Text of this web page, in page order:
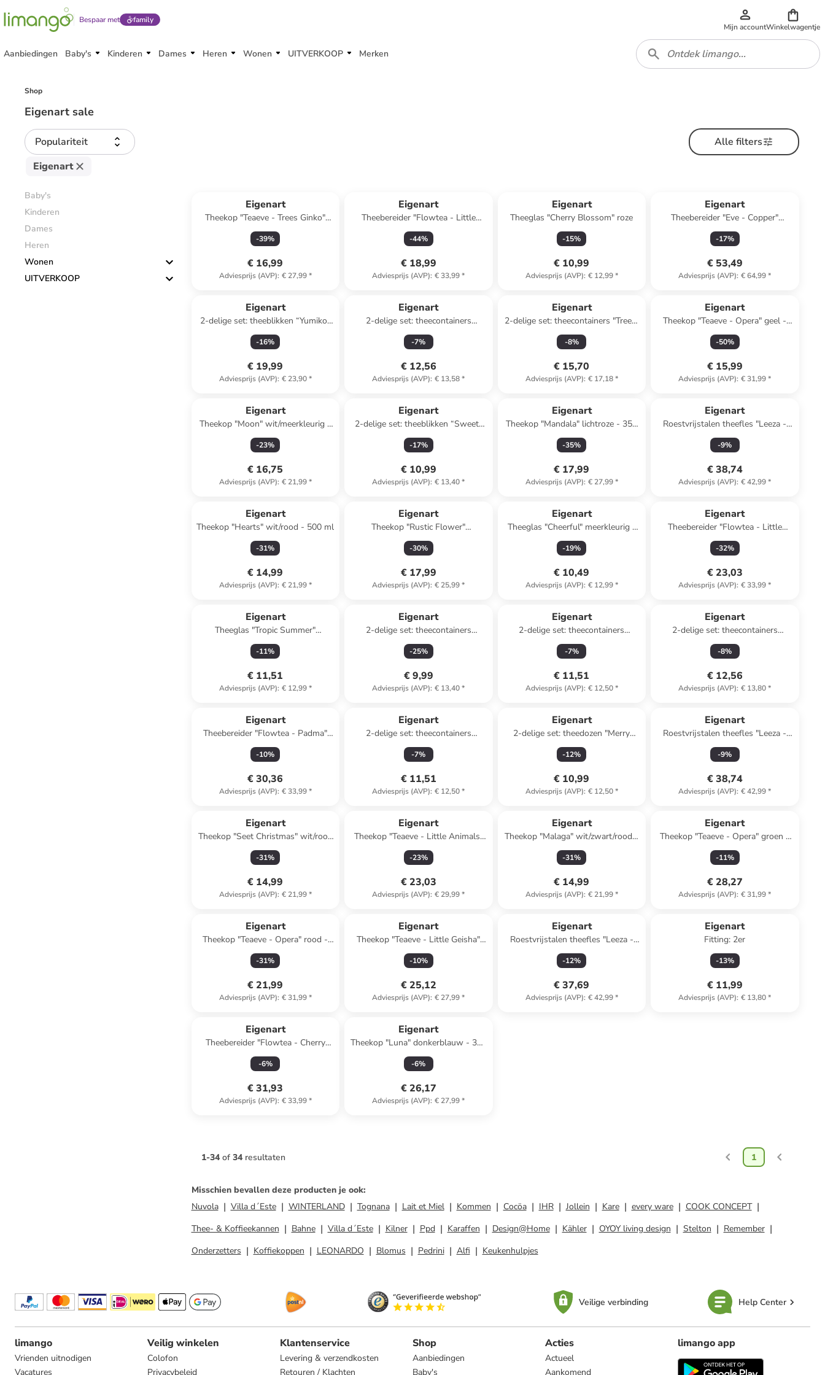
Bespaar met family
Mijn accountWinkelwagentje
Aanbiedingen Baby's Kinderen Dames Heren Wonen UITVERKOOP Merken
Shop
Eigenart sale
Populariteit
Alle filters
Eigenart
Baby's
Kinderen
Dames
Heren
Wonen
UITVERKOOP
Eigenart
Theekop "Teaeve - Trees Ginko"
groen/wit - 350 ml
-39%
€ 16,99
Adviesprijs (AVP): € 27,99*
Eigenart
Theebereider "Flowtea - Little
Geisha" meerkleurig - 350 ml
-44%
€ 18,99
Adviesprijs (AVP): € 33,99*
Eigenart
Theeglas "Cherry Blossom" roze
-15%
€ 10,99
Adviesprijs (AVP): € 12,99*
Eigenart
Theebereider "Eve - Copper"
paars/koperkleurig - 1,25 l
-17%
€ 53,49
Adviesprijs (AVP): € 64,99*
Eigenart
2-delige set: theeblikken “Yumiko”
bruin/goudkleurig - 125 g
-16%
€ 19,99
Adviesprijs (AVP): € 23,90*
Eigenart
2-delige set: theecontainers
"Komorebi" goudkleurig/zwart - 125
g
-7%
€ 12,56
Adviesprijs (AVP): € 13,58*
Eigenart
2-delige set: theecontainers "Trees"
groen/lichtblauw - 150 g
-8%
€ 15,70
Adviesprijs (AVP): € 17,18*
Eigenart
Theekop "Teaeve - Opera" geel -
350 ml
-50%
€ 15,99
Adviesprijs (AVP): € 31,99*
Eigenart
Theekop "Moon" wit/meerkleurig -
500 ml
-23%
€ 16,75
Adviesprijs (AVP): € 21,99*
Eigenart
2-delige set: theeblikken “Sweet”
groen/rood - 125 g
-17%
€ 10,99
Adviesprijs (AVP): € 13,40*
Eigenart
Theekop "Mandala" lichtroze - 350
ml
-35%
€ 17,99
Adviesprijs (AVP): € 27,99*
Eigenart
Roestvrijstalen theefles "Leeza -
Moon" wit/meerkleurig - 500 ml
-9%
€ 38,74
Adviesprijs (AVP): € 42,99*
Eigenart
Theekop "Hearts" wit/rood - 500 ml
-31%
€ 14,99
Adviesprijs (AVP): € 21,99*
Eigenart
Theekop "Rustic Flower"
crème/meerkleurig - 350 ml
-30%
€ 17,99
Adviesprijs (AVP): € 25,99*
Eigenart
Theeglas "Cheerful" meerkleurig -
250 ml
-19%
€ 10,49
Adviesprijs (AVP): € 12,99*
Eigenart
Theebereider "Flowtea - Little
Animals" blauw - 330 ml
-32%
€ 23,03
Adviesprijs (AVP): € 33,99*
Eigenart
Theeglas "Tropic Summer"
beige/grijs - 250 ml
-11%
€ 11,51
Adviesprijs (AVP): € 12,99*
Eigenart
2-delige set: theecontainers
"Padma" lichtroze/meerkleurig - 125
g
-25%
€ 9,99
Adviesprijs (AVP): € 13,40*
Eigenart
2-delige set: theecontainers
"Poppy" meerkleurig - 100 g
-7%
€ 11,51
Adviesprijs (AVP): € 12,50*
Eigenart
2-delige set: theecontainers
"Amami" wit/donkerblauw - 175 g
-8%
€ 12,56
Adviesprijs (AVP): € 13,80*
Eigenart
Theebereider "Flowtea - Padma"
lichtroze/groen - 350 ml
-10%
€ 30,36
Adviesprijs (AVP): € 33,99*
Eigenart
2-delige set: theecontainers
"Cheerful" meerkleurig - 100 g
-7%
€ 11,51
Adviesprijs (AVP): € 12,50*
Eigenart
2-delige set: theedozen "Merry
Wishes" wit/groen - 100 g
-12%
€ 10,99
Adviesprijs (AVP): € 12,50*
Eigenart
Roestvrijstalen theefles "Leeza -
Cheerful" roze/blauw - 500 ml
-9%
€ 38,74
Adviesprijs (AVP): € 42,99*
Eigenart
Theekop "Seet Christmas" wit/rood
- 500 ml
-31%
€ 14,99
Adviesprijs (AVP): € 21,99*
Eigenart
Theekop "Teaeve - Little Animals"
geel - 350 ml
-23%
€ 23,03
Adviesprijs (AVP): € 29,99*
Eigenart
Theekop "Malaga" wit/zwart/rood -
500 ml
-31%
€ 14,99
Adviesprijs (AVP): € 21,99*
Eigenart
Theekop "Teaeve - Opera" groen -
350 ml
-11%
€ 28,27
Adviesprijs (AVP): € 31,99*
Eigenart
Theekop "Teaeve - Opera" rood -
350 ml
-31%
€ 21,99
Adviesprijs (AVP): € 31,99*
Eigenart
Theekop "Teaeve - Little Geisha"
wit/rood/lichtblauw - 350 ml
-10%
€ 25,12
Adviesprijs (AVP): € 27,99*
Eigenart
Roestvrijstalen theefles "Leeza -
Côte d'Azur" blauw/wit - 500 ml
-12%
€ 37,69
Adviesprijs (AVP): € 42,99*
Eigenart
Fitting: 2er
-13%
€ 11,99
Adviesprijs (AVP): € 13,80*
Eigenart
Theebereider "Flowtea - Cherry
Blossom" paars - 350 ml
-6%
€ 31,93
Adviesprijs (AVP): € 33,99*
Eigenart
Theekop "Luna" donkerblauw - 350
ml
-6%
€ 26,17
Adviesprijs (AVP): € 27,99*
1-34 of 34 resultaten 1
Misschien bevallen deze producten je ook:
Nuvola
Villa d´Este WINTERLAND Tognana Lait et Miel Kommen Cocöa IHR Jollein Kare every ware
COOK CONCEPT
Thee- & Koffieekannen
Bahne Villa d´Este Kilner Ppd Karaffen Design@Home Kähler OYOY living design Stelton
Remember
Onderzetters
Koffiekoppen LEONARDO Blomus Pedrini Alfi Keukenhulpjes
Veilige verbinding Help Center
limango
Vrienden uitnodigen
Vacatures
Veilig winkelen
Colofon
Privacybeleid
Klantenservice
Levering & verzendkosten
Retouren / Klachten
Shop
Aanbiedingen
Baby's
Acties
Actueel
Aankomend
limango app